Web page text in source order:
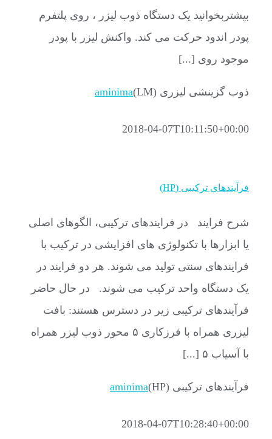
بیشتربخوانید یک دستگاه ذوب لیزر ، روی پلتفرم
پودر اندود حرکت می کند. واکنش لیزر با پودر
موجود روی [...]
ذوب گزینشی لیزری (LM) aminima
2018-04-07T10:11:50+00:00
فرآیندهای ترکیبی (HP)
شرح فرایند در فرایندهای ترکیبی، الگوهای اصلی
یا ابزارها با تکنولوژی های افزایشی در ترکیب با
فرایندهای سنتی تولید می شوند. هر دو فرایند در
یک دستگاه واحد ترکیب می شوند. در حال حاضر
فرآیندهای ترکیبی زیر در دسترس هستند: بافت
لیزری همراه با فرزکاری ۵ محور ذوب لیزر همراه
با آسیاب ۵ [...]
فرآیندهای ترکیبی (HP) aminima
2018-04-07T10:28:40+00:00